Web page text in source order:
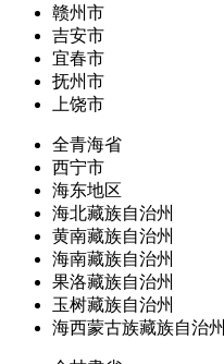
赣州市
吉安市
宜春市
抚州市
上饶市
全青海省
西宁市
海东地区
海北藏族自治州
黄南藏族自治州
海南藏族自治州
果洛藏族自治州
玉树藏族自治州
海西蒙古族藏族自治州